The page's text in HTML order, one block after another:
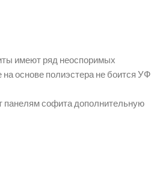
имеют ряд неоспоримых
основе полиэстера не боится УФ
панелям софита дополнительную